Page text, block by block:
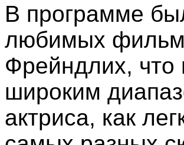
В программе
любимых
Фрейндлих, что
широким
актриса, как